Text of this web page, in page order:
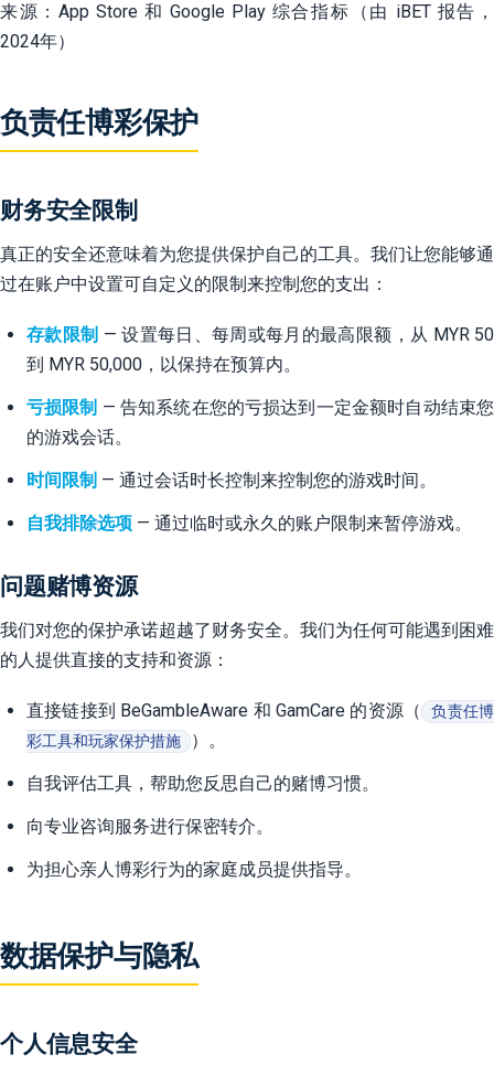
来源：App Store 和 Google Play 综合指标（由 iBET 报告，
2024年）
负责任博彩保护
财务安全限制
真正的安全还意味着为您提供保护自己的工具。我们让您能够通
过在账户中设置可自定义的限制来控制您的支出：
存款限制 — 设置每日、每周或每月的最高限额，从 MYR 50
到 MYR 50,000，以保持在预算内。
亏损限制 — 告知系统在您的亏损达到一定金额时自动结束您
的游戏会话。
时间限制 — 通过会话时长控制来控制您的游戏时间。
自我排除选项 — 通过临时或永久的账户限制来暂停游戏。
问题赌博资源
我们对您的保护承诺超越了财务安全。我们为任何可能遇到困难
的人提供直接的支持和资源：
直接链接到 BeGambleAware 和 GamCare 的资源（ 负责任博
彩工具和玩家保护措施
）。
自我评估工具，帮助您反思自己的赌博习惯。
向专业咨询服务进行保密转介。
为担心亲人博彩行为的家庭成员提供指导。
数据保护与隐私
个人信息安全